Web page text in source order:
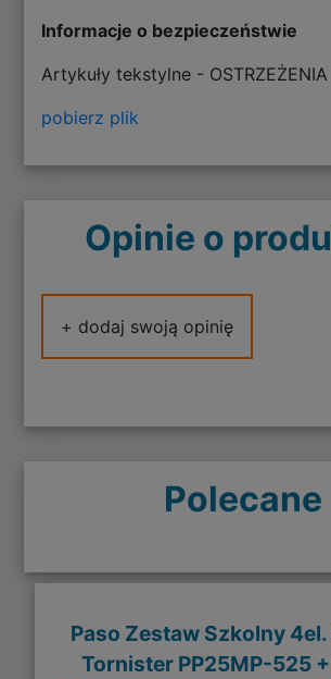
Informacje o bezpieczeństwie
Artykuły tekstylne - OSTRZEŻENIA
pobierz plik
Opinie o
+ dodaj swoją opinię
Polecane
Paso Zestaw Szkolny
Tornister PP25MP-525